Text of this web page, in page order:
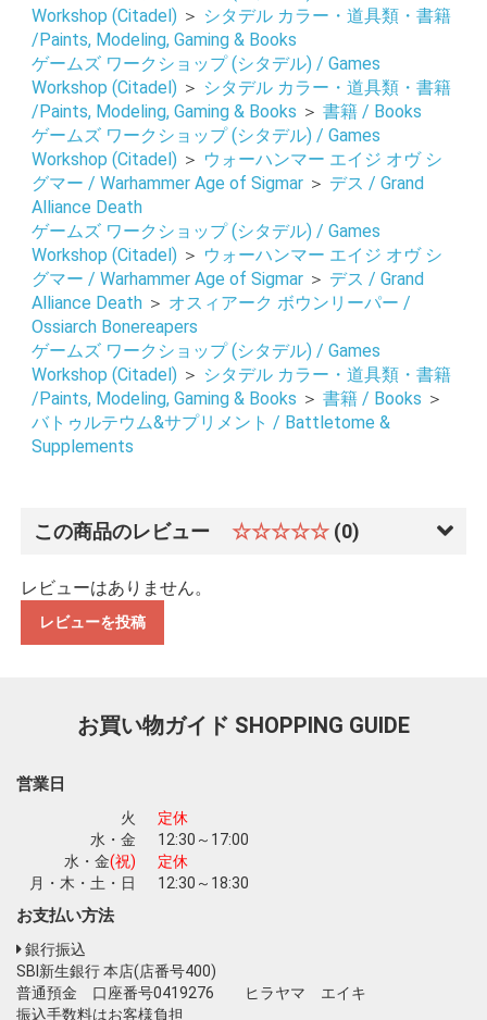
お買い物を続ける カートへ進む
Workshop (Citadel) ＞ シタデル カラー・道具類・書籍
/Paints, Modeling, Gaming & Books
ゲームズ ワークショップ (シタデル) / Games
Workshop (Citadel) ＞ シタデル カラー・道具類・書籍
/Paints, Modeling, Gaming & Books ＞ 書籍 / Books
ゲームズ ワークショップ (シタデル) / Games
Workshop (Citadel) ＞ ウォーハンマー エイジ オヴ シ
グマー / Warhammer Age of Sigmar ＞ デス / Grand
Alliance Death
ゲームズ ワークショップ (シタデル) / Games
Workshop (Citadel) ＞ ウォーハンマー エイジ オヴ シ
グマー / Warhammer Age of Sigmar ＞ デス / Grand
Alliance Death ＞ オスィアーク ボウンリーパー /
Ossiarch Bonereapers
ゲームズ ワークショップ (シタデル) / Games
Workshop (Citadel) ＞ シタデル カラー・道具類・書籍
/Paints, Modeling, Gaming & Books ＞ 書籍 / Books ＞
バトゥルテウム&サプリメント / Battletome &
Supplements
この商品のレビュー ☆☆☆☆☆ (0)
レビューはありません。
レビューを投稿
お買い物ガイド SHOPPING GUIDE
営業日
火
定休
水・金
12:30～17:00
水・金(祝)
定休
月・木・土・日
12:30～18:30
お支払い方法
銀行振込
SBI新生銀行 本店(店番号400)
普通預金 口座番号0419276 ヒラヤマ エイキ
振込手数料はお客様負担